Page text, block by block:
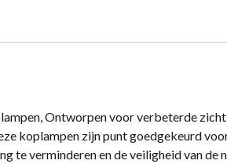
Ontworpen voor verbeterde
koplampen zijn punt goedgekeurd
te verminderen en de veiligheid van de